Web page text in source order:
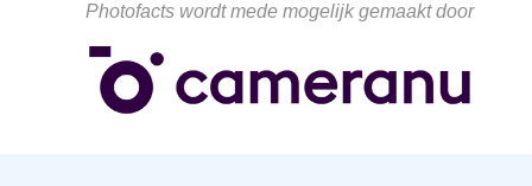
Photofacts wordt mede mogelijk gemaakt door